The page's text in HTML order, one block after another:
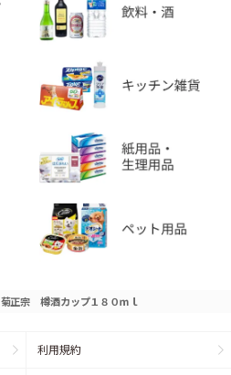
菊正宗 樽酒カップ１８０ｍｌ
利用規約